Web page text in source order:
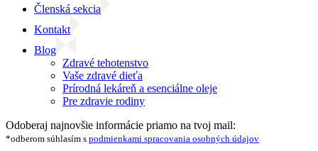
Členská sekcia
Kontakt
Blog
Zdravé tehotenstvo
Vaše zdravé dieťa
Prírodná lekáreň a esenciálne oleje
Pre zdravie rodiny
Facebook
Instagram
Email
Odoberaj najnovšie informácie priamo na tvoj mail:
*odberom súhlasím s podmienkami spracovania osobných údajov